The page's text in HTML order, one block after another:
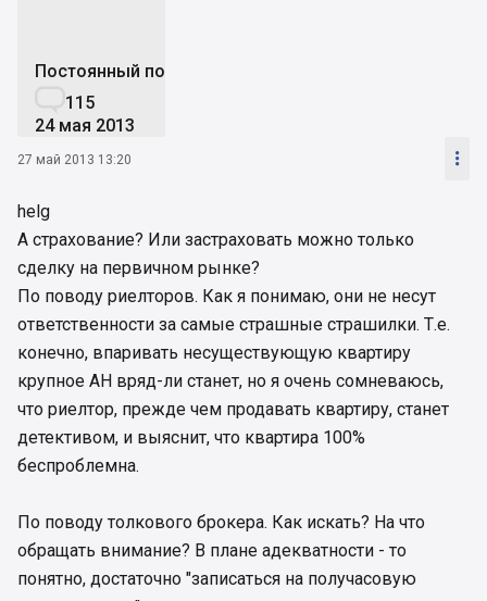
Постоянный пользователь
115
24 мая 2013
27 май 2013 13:20 
helg
А страхование? Или застраховать можно только
сделку на первичном рынке?
По поводу риелторов. Как я понимаю, они не несут
ответственности за самые страшные страшилки. Т.е.
конечно, впаривать несуществующую квартиру
крупное АН вряд-ли станет, но я очень сомневаюсь,
что риелтор, прежде чем продавать квартиру, станет
детективом, и выяснит, что квартира 100%
беспроблемна.
По поводу толкового брокера. Как искать? На что
обращать внимание? В плане адекватности - то
понятно, достаточно "записаться на получасовую